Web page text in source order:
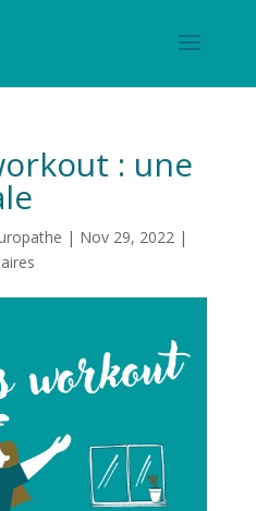
: une
| Nov 29, 2022|